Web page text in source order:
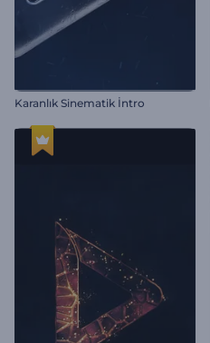
Karanlık Sinematik İntro